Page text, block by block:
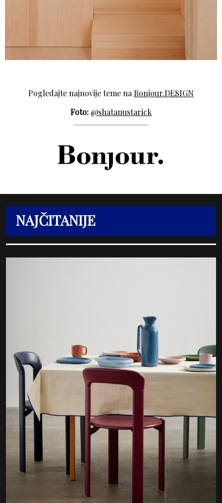
Pogledajte najnovije teme naBonjour.DESIGN
Foto: @shatanustarick
NAJČITANIJE